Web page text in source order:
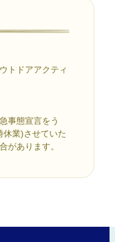
トドアアクティ
事態宣言をう
業)させていた
があります。